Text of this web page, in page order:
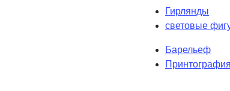
Гирлянды
световые
Барельеф
Принтография